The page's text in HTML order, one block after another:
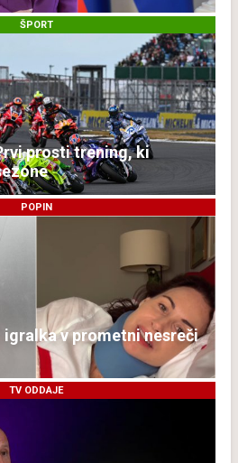
ŠPORT
prosti trening, ki
POPIN
igralka v prometni nesreči
TV ODDAJE